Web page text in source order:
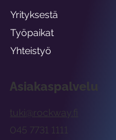
Asiakaspalvelu
tuki@rockway.fi
045 7731 1111
Yrityksestä
Työpaikat
Yhteistyö